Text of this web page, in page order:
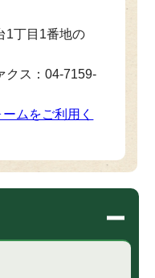
丁目1番地の
ス：04-7159-
ムをご利用く